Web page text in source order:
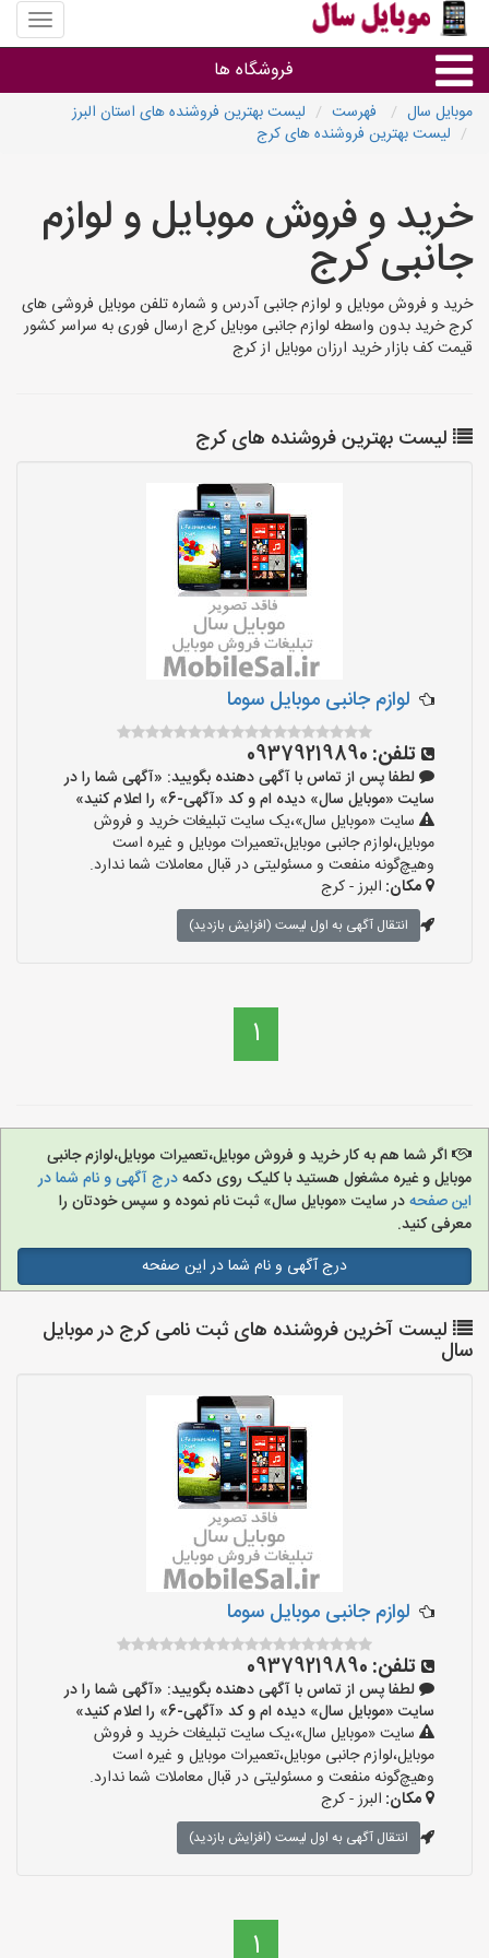
منوی
سایت
سال
فروشگاه ها
موبایل و تبلت
سایر گروه ها
فروشگاه های موبایل
موبایل سال فهرست
لیست بهترین فروشنده های استان البرز
لیست بهترین فروشنده های کرج
خرید و فروش موبایل و لوازم
جانبی کرج
خرید و فروش موبایل و لوازم جانبی آدرس و شماره تلفن موبایل فروشی های
کرج خرید بدون واسطه لوازم جانبی موبایل کرج ارسال فوری به سراسر کشور
قیمت کف بازار خرید ارزان موبایل از کرج
لیست بهترین فروشنده های کرج
لوازم جانبی موبایل سوما
تلفن: 09379219890
لطفا پس از تماس با آگهی دهنده بگویید: «آگهی شما را در
سایت «موبایل سال» دیده ام و کد «آگهی-6» را اعلام کنید»
سایت «موبایل سال»،یک سایت تبلیغات خرید و فروش
موبایل،لوازم جانبی موبایل،تعمیرات موبایل و غیره است
وهیچ‌گونه منفعت و مسئولیتی در قبال معاملات شما ندارد.
مکان: البرز - کرج
انتقال آگهی به اول لیست (افزایش بازدید)
1
اگر شما هم به کار خرید و فروش موبایل،تعمیرات موبایل،لوازم جانبی
موبایل و غیره مشغول هستید با کلیک روی دکمهدرج آگهی و نام شما در
این صفحهدر سایت «موبایل سال» ثبت نام نموده و سپس خودتان را
معرفی کنید.
درج آگهی و نام شما در این صفحه
لیست آخرین فروشنده های ثبت نامی کرج در موبایل
سال
لوازم جانبی موبایل سوما
تلفن: 09379219890
لطفا پس از تماس با آگهی دهنده بگویید: «آگهی شما را در
سایت «موبایل سال» دیده ام و کد «آگهی-6» را اعلام کنید»
سایت «موبایل سال»،یک سایت تبلیغات خرید و فروش
موبایل،لوازم جانبی موبایل،تعمیرات موبایل و غیره است
وهیچ‌گونه منفعت و مسئولیتی در قبال معاملات شما ندارد.
مکان: البرز - کرج
انتقال آگهی به اول لیست (افزایش بازدید)
1